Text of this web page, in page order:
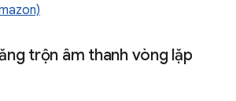
trộn âm thanh vòng lặp